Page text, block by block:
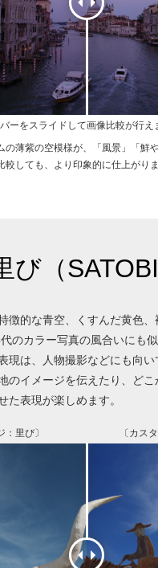
バーをスライドして画像比較が行え
の薄紫の空模様が、「風景」「鮮
較しても、より印象的に仕上がりま
び（SATOBI
徴的な青空、くすんだ黄色
のカラー写真の風合いにも
現は、人物撮影などにも向い
のイメージを伝えたり、ど
た表現が楽しめます。
：里び〕 〔カス